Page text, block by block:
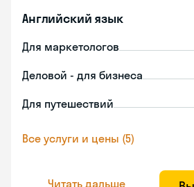
Английский язык
Для маркетологов
Деловой - для бизнеса
Для путешествий
Все услуги и цены (5)
Читать дальше